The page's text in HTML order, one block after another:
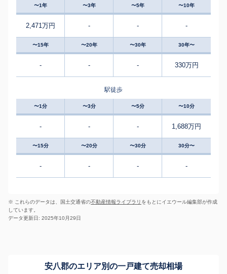
〜1年 〜3年 〜5年 〜10年
2,471万円 - - -
〜15年 〜20年 〜30年 30年〜
- - - 330万円
駅徒歩
〜1分 〜3分 〜5分 〜10分
- - - 1,688万円
〜15分 〜20分 〜30分 30分〜
- - - -
※ これらのデータは、国土交通省の不動産情報ライブラリ をもとにイエウール編集部が作成
しています。
データ更新日: 2025年10月29日
安八郡のエリア別の一戸建て売却相場